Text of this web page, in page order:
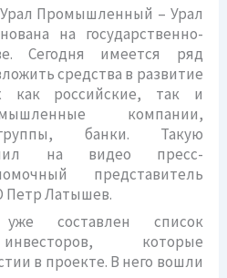
Промышленный – Урал
на государственно-
Сегодня имеется ряд
средства в развитие
как российские, так и
компании,
банки. Такую
на видео пресс-
представитель
Петр Латышев.
составлен список
которые
в проекте. В него вошли